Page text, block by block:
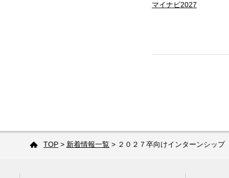
マイナビ2027
TOP > 新着情報一覧 > ２０２７卒向けインターンシップ